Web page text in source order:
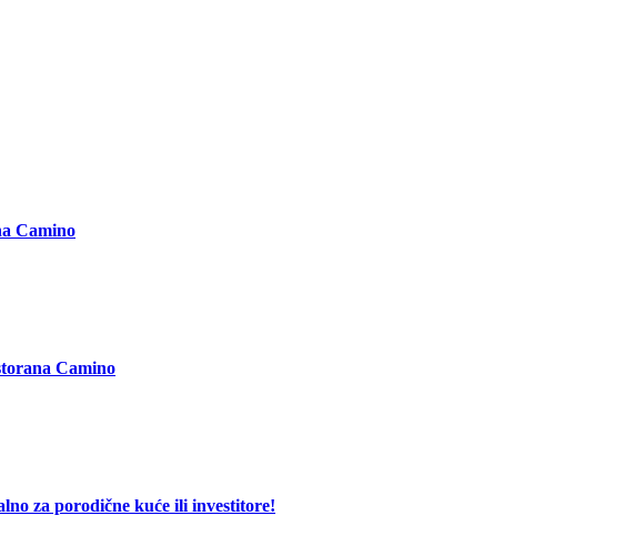
Camino
Camino
za porodične kuće ili investitore!